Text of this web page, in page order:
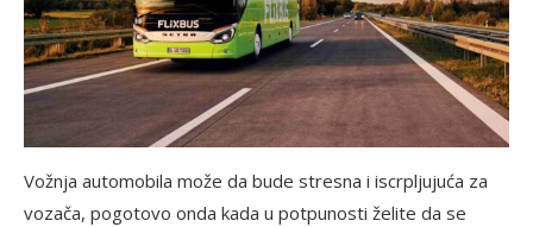
Vožnja automobila može da bude stresna i iscrpljujuća za
vozača, pogotovo onda kada u potpunosti želite da se